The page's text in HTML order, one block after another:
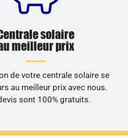
solaire
meilleur prix
de votre centrale solaire se
au meilleur prix avec nous.
sont 100% gratuits.